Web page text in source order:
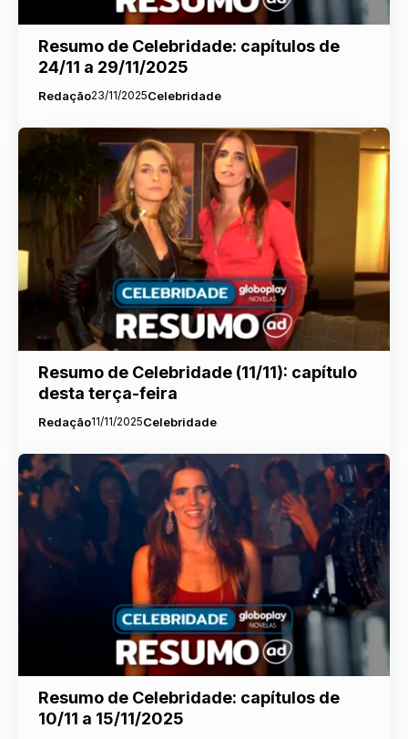
Resumo de Celebridade: capítulos de
24/11 a 29/11/2025
Redação23/11/2025Celebridade
Resumo de Celebridade (11/11): capítulo
desta terça-feira
Redação11/11/2025Celebridade
Resumo de Celebridade: capítulos de
10/11 a 15/11/2025